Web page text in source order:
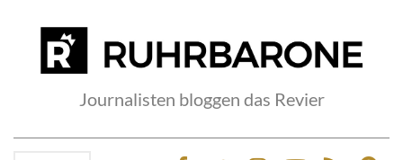
Journalisten bloggen das Revier